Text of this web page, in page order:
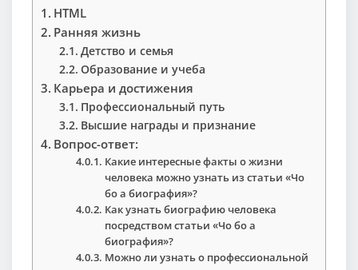
HTML
Ранняя жизнь
Детство и семья
Образование и учеба
Карьера и достижения
Профессиональный путь
Высшие награды и признание
Вопрос-ответ:
Какие интересные факты о жизни
человека можно узнать из статьи «Чо
бо а биография»?
Как узнать биографию человека
посредством статьи «Чо бо а
биография»?
Можно ли узнать о профессиональной